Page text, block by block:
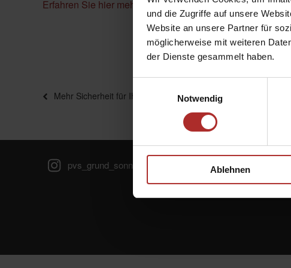
und die Zugriffe auf unsere
Website an unsere Partner für
möglicherweise mit weiteren
der Dienste gesammelt haben.
Notwendig
Ablehnen
Erfahren Sie hier mehr über unsere Fenster-Markisen mit
Beitragsnavigation
Vorheriger
Mehr Sicherheit für Ihr Zuhause?